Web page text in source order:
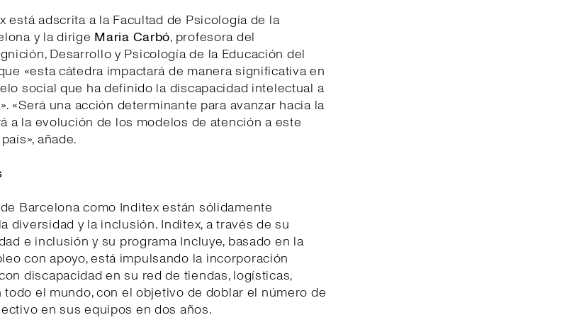
está adscrita a la Facultad de Psicología de la
y la dirige Maria Carbó, profesora del
Desarrollo y Psicología de la Educación del
«esta cátedra impactará de manera significativa en
social que ha definido la discapacidad intelectual a
«Será una acción determinante para avanzar hacia la
a la evolución de los modelos de atención a este
añade.
Barcelona como Inditex están sólidamente
diversidad y la inclusión. Inditex, a través de su
e inclusión y su programa Incluye, basado en la
con apoyo, está impulsando la incorporación
discapacidad en su red de tiendas, logísticas,
el mundo, con el objetivo de doblar el número de
en sus equipos en dos años.